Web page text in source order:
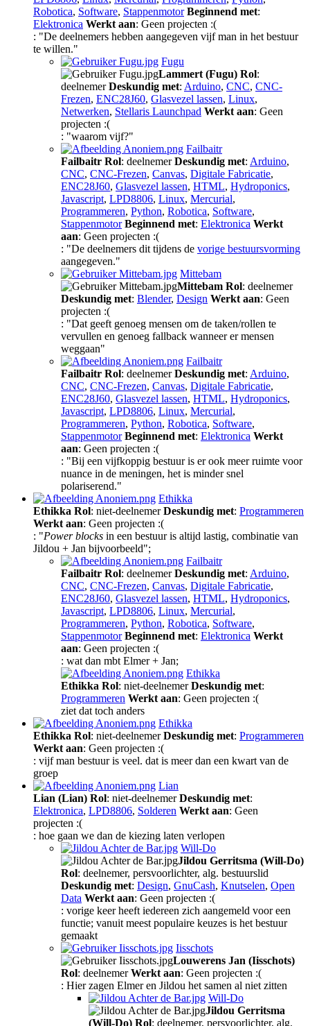
Robotica, Software, Stappenmotor Beginnend met:
Elektronica Werkt aan: Geen projecten :(
: "De deelnemers hebben aangegeven vijf man in het bestuur
te willen."
Fugu
Lammert (Fugu) Rol:
deelnemerDeskundig met: Arduino, CNC, CNC-
Frezen, ENC28J60, Glasvezel lassen, Linux,
Netwerken, Stellaris Launchpad Werkt aan: Geen
projecten :(
: "waarom vijf?"
Failbaitr
Failbaitr Rol: deelnemerDeskundig met: Arduino,
CNC, CNC-Frezen, Canvas, Digitale Fabricatie,
ENC28J60, Glasvezel lassen, HTML, Hydroponics,
Javascript, LPD8806, Linux, Mercurial,
Programmeren, Python, Robotica, Software,
Stappenmotor Beginnend met: Elektronica Werkt
aan: Geen projecten :(
: "De deelnemers dit tijdens de vorige bestuursvorming
aangegeven."
Mittebam
Mittebam Rol: deelnemer
Deskundig met: Blender, Design Werkt aan: Geen
projecten :(
: "Dat geeft genoeg mensen om de taken/rollen te
vervullen en genoeg fallback wanneer er mensen
weggaan"
Failbaitr
Failbaitr Rol: deelnemerDeskundig met: Arduino,
CNC, CNC-Frezen, Canvas, Digitale Fabricatie,
ENC28J60, Glasvezel lassen, HTML, Hydroponics,
Javascript, LPD8806, Linux, Mercurial,
Programmeren, Python, Robotica, Software,
Stappenmotor Beginnend met: Elektronica Werkt
aan: Geen projecten :(
: "Bij een vijfkoppig bestuur is er ook meer ruimte voor
nuance in de meningen, het is minder snel
polariserend."
Ethikka
Ethikka Rol: niet-deelnemerDeskundig met: Programmeren
Werkt aan: Geen projecten :(
: "Power blocks in een bestuur is altijd lastig, combinatie van
Jildou + Jan bijvoorbeeld";
Failbaitr
Failbaitr Rol: deelnemerDeskundig met: Arduino,
CNC, CNC-Frezen, Canvas, Digitale Fabricatie,
ENC28J60, Glasvezel lassen, HTML, Hydroponics,
Javascript, LPD8806, Linux, Mercurial,
Programmeren, Python, Robotica, Software,
Stappenmotor Beginnend met: Elektronica Werkt
aan: Geen projecten :(
: wat dan mbt Elmer + Jan;
Ethikka
Ethikka Rol: niet-deelnemerDeskundig met:
Programmeren Werkt aan: Geen projecten :(
ziet dat toch anders
Ethikka
Ethikka Rol: niet-deelnemerDeskundig met: Programmeren
Werkt aan: Geen projecten :(
: vijf man bestuur is veel. dat is meer dan een kwart van de
groep
Lian
Lian (Lian) Rol: niet-deelnemerDeskundig met:
Elektronica, LPD8806, Solderen Werkt aan: Geen
projecten :(
: hoe gaan we dan de kiezing laten verlopen
Will-Do
Jildou Gerritsma (Will-Do)
Rol: deelnemer, persvoorlichter, alg. bestuurslid
Deskundig met: Design, GnuCash, Knutselen, Open
Data Werkt aan: Geen projecten :(
: vorige keer heeft iedereen zich aangemeld voor een
functie; vanuit meest populaire keuzes is het bestuur
gemaakt
Iisschots
Louwerens Jan (Iisschots)
Rol: deelnemerWerkt aan: Geen projecten :(
: Hier zagen Elmer en Jildou het samen al niet zitten
Will-Do
Jildou Gerritsma
(Will-Do) Rol: deelnemer, persvoorlichter, alg.